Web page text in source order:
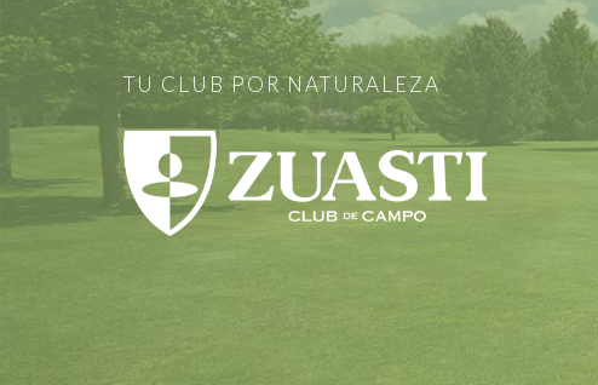
TU CLUB POR NATURALEZA